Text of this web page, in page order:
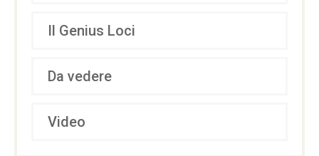
Il Genius Loci
Da vedere
Video